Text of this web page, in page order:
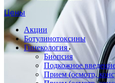
Цены
Акции
Ботулинотоксины
Гинекология
Биопсия
Подкожное
Прием (осмотр,